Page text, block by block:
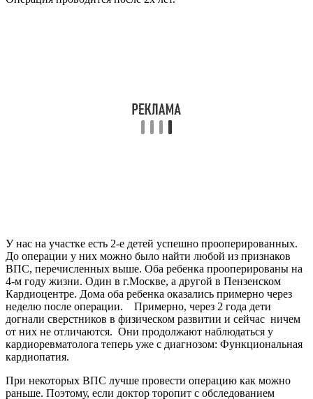
У нас на участке есть 2-е детей успешно прооперированных.
До операции у них можно было найти любой из признаков
ВПС, перечисленных выше. Оба ребенка прооперированы на
4-м году жизни. Один в г.Москве, а другой в Пензенском
Кардиоцентре. Дома оба ребенка оказались примерно через
неделю после операции. Примерно, через 2 года дети
догнали сверстников в физическом развитии и сейчас ничем
от них не отличаются. Они продолжают наблюдаться у
кардиоревматолога теперь уже с диагнозом: Функциональная
кардиопатия.
При некоторых ВПС лучше провести операцию как можно
раньше. Поэтому, если доктор торопит с обследованием